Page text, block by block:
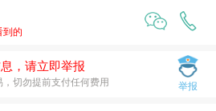
到的
，请立即举报
切勿提前支付任何费用 举报